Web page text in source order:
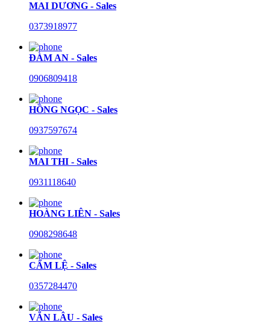
MAI DƯƠNG - Sales
0373918977
ĐÀM AN - Sales
0906809418
HỒNG NGỌC - Sales
0937597674
MAI THI - Sales
0931118640
HOÀNG LIÊN - Sales
0908298648
CẨM LỆ - Sales
0357284470
VĂN LÂU - Sales